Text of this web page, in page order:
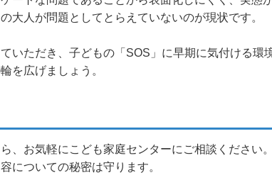
大人が問題としてとらえていないのが現状です。
いただき、子どもの「SOS」に早期に気付ける環
を広げましょう。
、お気軽にこども家庭センターにご相談ください
についての秘密は守ります。